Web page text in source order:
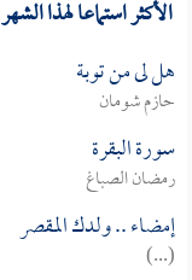
الأكثر استماعا لهذا الشهر
هل لى من توبة
حازم شومان
سورة البقرة
رمضان الصباغ
إمضاء .. ولدك المقصر
(...)